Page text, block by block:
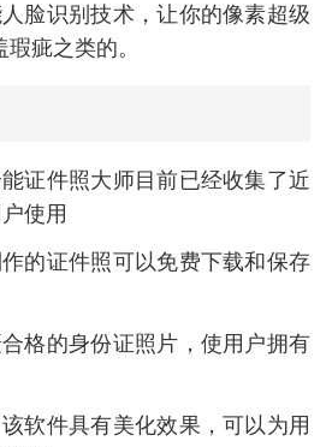
脸识别技术，让你的像素超级
疵之类的。
证件照大师目前已经收集了近
使用
的证件照可以免费下载和保存
格的身份证照片，使用户拥有
软件具有美化效果，可以为用